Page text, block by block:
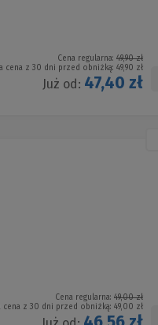
Cena regularna: 49,90 zł
cena z 30 dni przed obniżką: 49,90 zł
Już od: 47,40 zł
Cena regularna: 49,00 zł
cena z 30 dni przed obniżką: 49,00 zł